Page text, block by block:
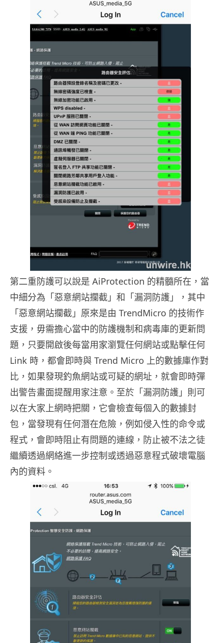
第二重防護可以說是 AiProtection 的精髓所在，當
中細分為「惡意網站攔截」和「漏洞防護」，其中
「惡意網站攔截」原來是由 TrendMicro 的技術作
支援，毋需擔心當中的防護機制和病毒庫的更新問
題，只要開啟後每當用家瀏覽任何網站或點擊任何
Link 時，都會即時與 Trend Micro 上的數據庫作對
比，如果發現釣魚網站或可疑的網址，就會即時彈
出警告畫面提醒用家注意。至於「漏洞防護」則可
以在大家上網時把關，它會檢查每個入的數據封
包，當發現有任何潛在危險，例如侵入性的命令或
程式，會即時阻止有問題的連線，防止被不法之徒
繼續透過網絡進一步控制或透過惡意程式破壞電腦
內的資料。